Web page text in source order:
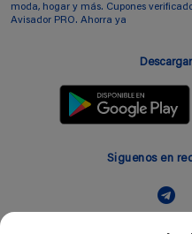
moda, hogar y más. Cupones
Avisador PRO. Ahorra ya
Siguenos en